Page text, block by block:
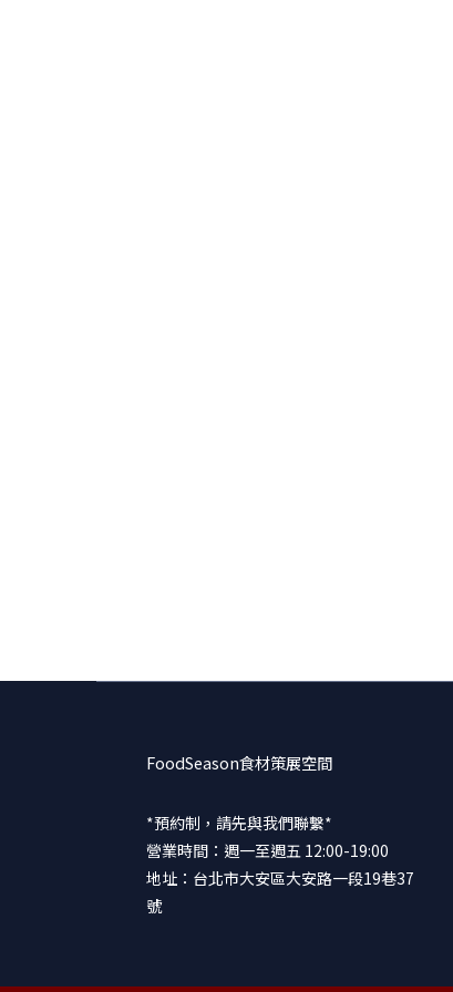
FoodSeason食材策展空間
*預約制，請先與我們聯繫*
營業時間：週一至週五 12:00-19:00
地址：台北市大安區大安路一段19巷37
號